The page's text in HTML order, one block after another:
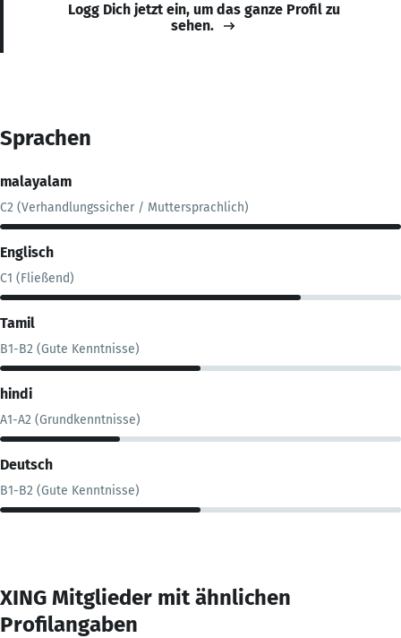
Logg Dich jetzt ein, um das ganze Profil zu
sehen.
Sprachen
malayalam
C2 (Verhandlungssicher / Muttersprachlich)
Englisch
C1 (Fließend)
Tamil
B1-B2 (Gute Kenntnisse)
hindi
A1-A2 (Grundkenntnisse)
Deutsch
B1-B2 (Gute Kenntnisse)
XING Mitglieder mit ähnlichen
Profilangaben